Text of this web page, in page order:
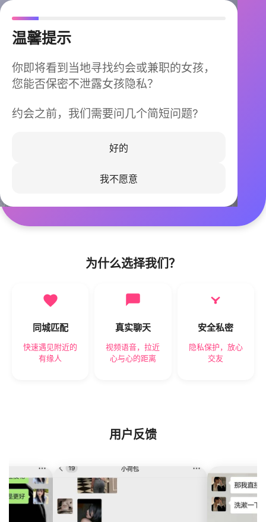
温馨提示
你即将看到当地寻找约会或兼职的女孩，
您能否保密不泄露女孩隐私？
约会之前，我们需要问几个简短问题?
好的
我不愿意
今晚不再孤单
同城快速匹配，马上认识身边的TA
立即下载
为什么选择我们？
同城匹配
快速遇见附近的
有缘人
真实聊天
视频语音，拉近
心与心的距离
安全私密
隐私保护，放心
交友
用户反馈